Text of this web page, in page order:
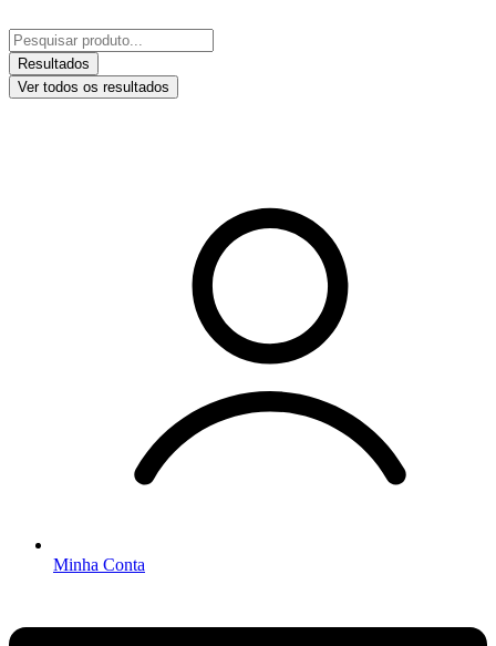
para
o
conteúdo
Pesquisar
...Resultados
Ver todos os resultados
Minha Conta